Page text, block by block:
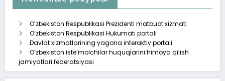
O’zbekiston Respublikasi Prezidenti matbuot xizmati
O‘zbekiston Respublikasi Hukumati portali
Davlat xizmatlarining yagona interaktiv portali
O’zbekiston iste’molchilar huquqlarini himoya qilish
jamiyatlari federatsiyasi